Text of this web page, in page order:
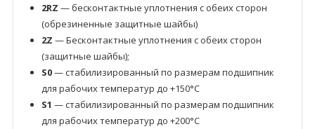
2RZ — бесконтактные уплотнения с обеих сторон
(обрезиненные защитные шайбы)
2Z — Бесконтактные уплотнения с обеих сторон
(защитные шайбы);
S0— стабилизированный по размерам подшипник
для рабочих температур до +150°C
S1 — стабилизированный по размерам подшипник
для рабочих температур до +200°C